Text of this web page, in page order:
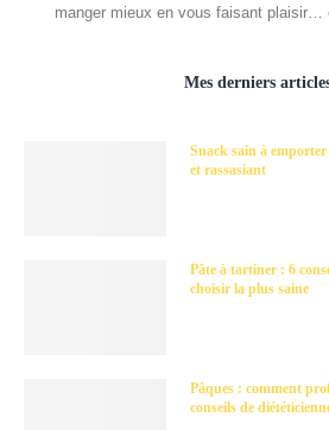
manger mieux en vous faisant plaisir…
Mes derniers
Snack sain à
et rassasiant
Pâte à tartiner : 6
choisir la plus saine
Pâques : comment
conseils de